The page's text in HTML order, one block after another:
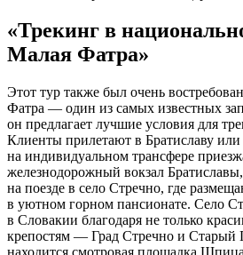
«Трекинг в
Малая Фатра»
Этот тур также был очень
Фатра — один из самых известных
он предлагает лучшие условия для
Клиенты прилетают в Братиславу или
на индивидуальном трансфере
железнодорожный вокзал
на поезде в село Стречно, где
в уютном горном пансионате. Село
в Словакии благодаря не только
крепостям — Град Стречно и Старый